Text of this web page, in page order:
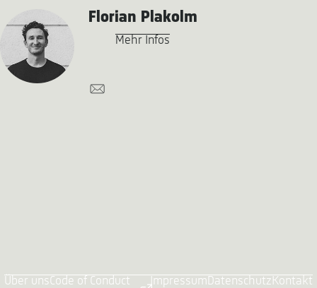
Florian Plakolm
Mehr Infos
Über unsCode of Conduct ImpressumDatenschutzKontakt